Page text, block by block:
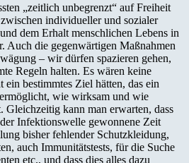
„zeitlich unbegrenzt“ auf Freiheit
individueller und sozialer
dem Erhalt menschlichen Lebens in
Auch die gegenwärtigen Maßnahmen
– wir dürfen spazieren gehen,
Regeln halten. Es wären keine
bestimmtes Ziel hätten, das ein
wie wirksam und wie
Gleichzeitig kann man erwarten, dass
Infektionswelle gewonnene Zeit
bisher fehlender Schutzkleidung,
auch Immunitätstests, für die Suche
etc., und dass dies alles dazu